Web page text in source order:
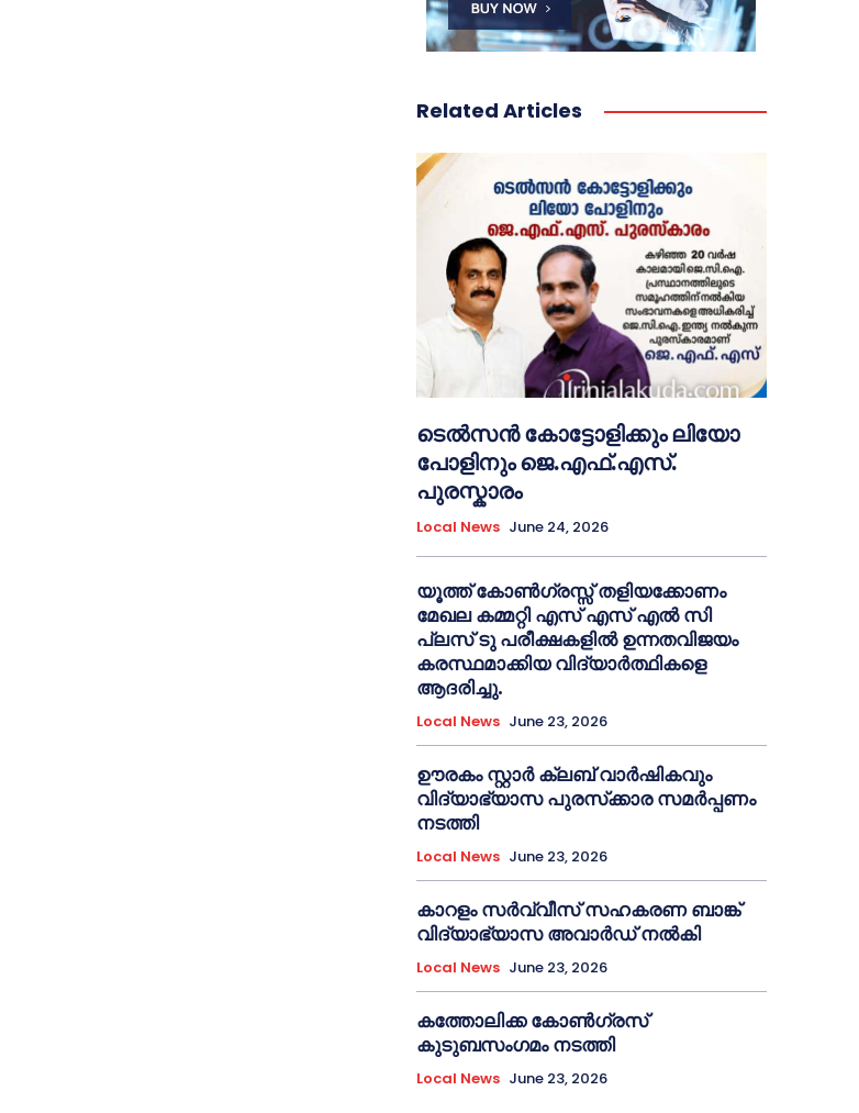
Related Articles
ടെൽസൻ കോട്ടോളിക്കും ലിയോ
പോളിനും ജെ.എഫ്.എസ്.
പുരസ്കാരം
Local News June 24, 2026
യൂത്ത് കോൺഗ്രസ്സ് തളിയക്കോണം
മേഖല കമ്മറ്റി എസ് എസ് എൽ സി
പ്ലസ് ടു പരീക്ഷകളിൽ ഉന്നതവിജയം
കരസ്ഥമാക്കിയ വിദ്യാർത്ഥികളെ
ആദരിച്ചു.
Local News June 23, 2026
ഊരകം സ്റ്റാർ ക്ലബ് വാർഷികവും
വിദ്യാഭ്യാസ പുരസ്‌ക്കാര സമർപ്പണം
നടത്തി
Local News June 23, 2026
കാറളം സർവ്വീസ് സഹകരണ ബാങ്ക്
വിദ്യാഭ്യാസ അവാർഡ് നൽകി
Local News June 23, 2026
കത്തോലിക്ക കോൺഗ്രസ്
കുടുബസംഗമം നടത്തി
Local News June 23, 2026